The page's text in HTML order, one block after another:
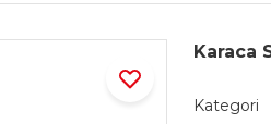
Karaca
Kategori